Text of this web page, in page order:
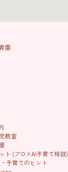
園
教室
ト (プロ×AI子育て相談)
子育てのヒント